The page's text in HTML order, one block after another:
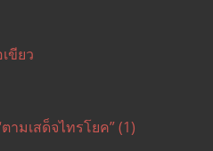
ขียว
มเสด็จไทรโยค” (1)